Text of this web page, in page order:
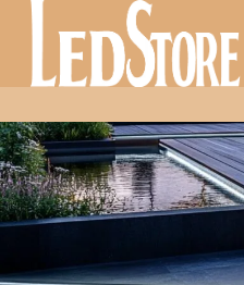
Doorgaan
inhoud